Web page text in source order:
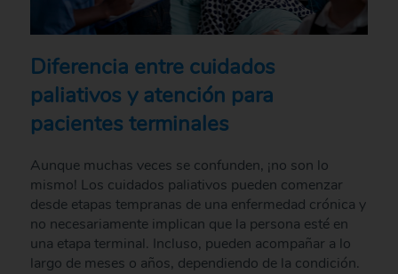
Diferencia entre cuidados
paliativos y atención para
pacientes terminales
Aunque muchas veces se confunden, ¡no son lo
mismo! Los cuidados paliativos pueden comenzar
desde etapas tempranas de una enfermedad crónica y
no necesariamente implican que la persona esté en
una etapa terminal. Incluso, pueden acompañar a lo
largo de meses o años, dependiendo de la condición.